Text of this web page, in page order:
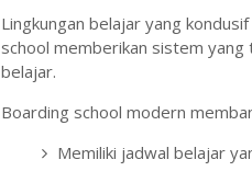
Lingkungan belajar yang
school memberikan sistem yang
belajar.
Boarding school modern
Memiliki jadwal belajar